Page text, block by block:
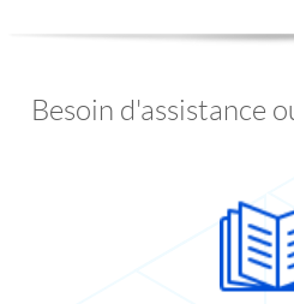
Besoin d'assistance